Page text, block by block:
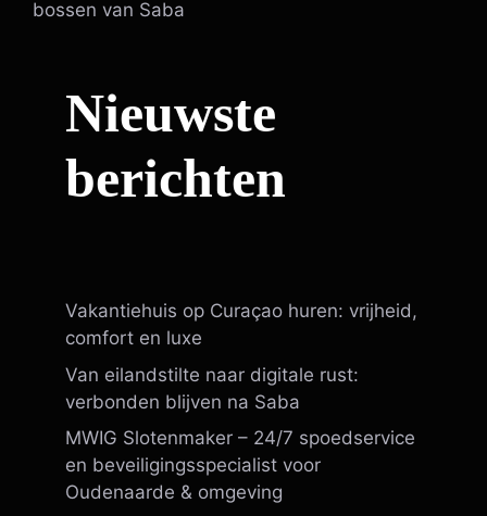
bossen van Saba
Nieuwste
berichten
Vakantiehuis op Curaçao huren: vrijheid,
comfort en luxe
Van eilandstilte naar digitale rust:
verbonden blijven na Saba
MWIG Slotenmaker – 24/7 spoedservice
en beveiligingsspecialist voor
Oudenaarde & omgeving